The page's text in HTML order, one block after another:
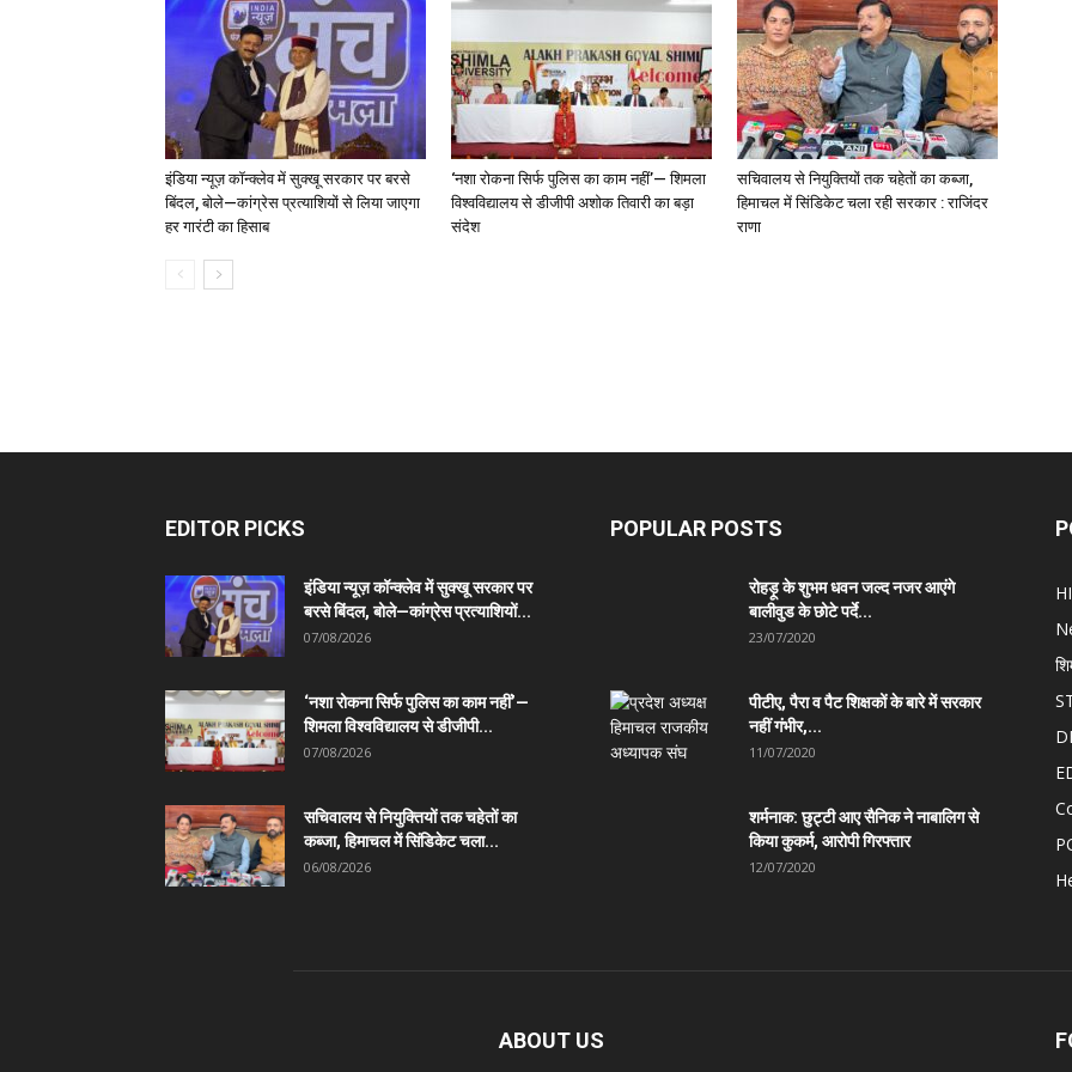
इंडिया न्यूज़ कॉन्क्लेव में सुक्खू सरकार पर बरसे
बिंदल, बोले—कांग्रेस प्रत्याशियों से लिया जाएगा
हर गारंटी का हिसाब
‘नशा रोकना सिर्फ पुलिस का काम नहीं’— शिमला
विश्वविद्यालय से डीजीपी अशोक तिवारी का बड़ा
संदेश
सचिवालय से नियुक्तियों तक चहेतों का कब्जा,
हिमाचल में सिंडिकेट चला रही सरकार : राजिंदर
राणा
EDITOR PICKS
इंडिया न्यूज़ कॉन्क्लेव में सुक्खू सरकार पर
बरसे बिंदल, बोले—कांग्रेस प्रत्याशियों...
07/08/2026
‘नशा रोकना सिर्फ पुलिस का काम नहीं’—
शिमला विश्वविद्यालय से डीजीपी...
07/08/2026
सचिवालय से नियुक्तियों तक चहेतों का
कब्जा, हिमाचल में सिंडिकेट चला...
06/08/2026
POPULAR POSTS
रोहड़ू के शुभम धवन जल्द नजर आएंगे
बालीवुड के छोटे पर्दे...
23/07/2020
पीटीए, पैरा व पैट शिक्षकों के बारे में सरकार
नहीं गंभीर,...
11/07/2020
शर्मनाक: छुट्टी आए सैनिक ने नाबालिग से
किया कुकर्म, आरोपी गिरफ्तार
12/07/2020
ABOUT US